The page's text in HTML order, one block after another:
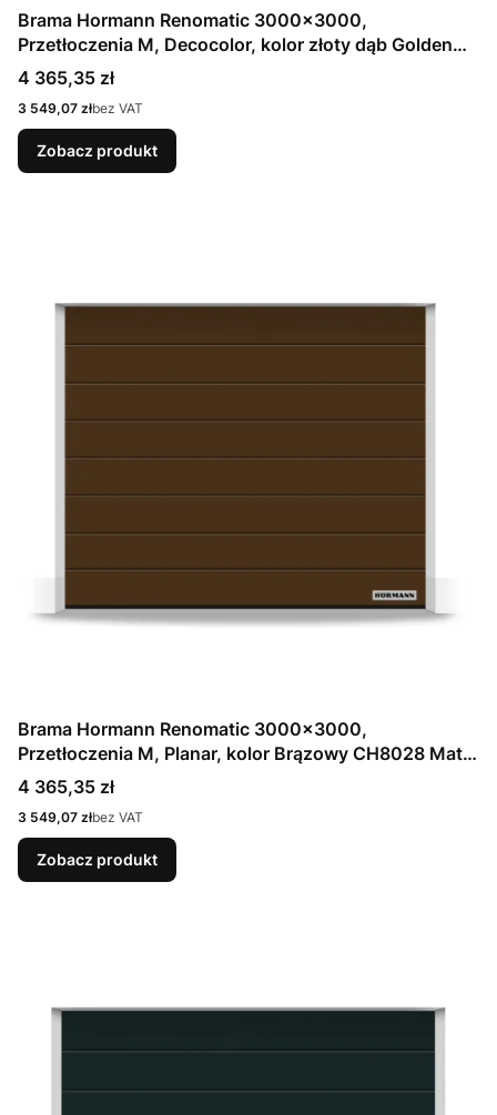
Brama Hormann Renomatic 3000x3000,
Przetłoczenia M, Decocolor, kolor złoty dąb Golden
Oak + Prowadzenie N
Cena
4 365,35 zł
Cena
3 549,07 złbez VAT
Zobacz produkt
Brama Hormann Renomatic 3000x3000,
Przetłoczenia M, Planar, kolor Brązowy CH8028 Matt
deluxe + Prowadzenie N
Cena
4 365,35 zł
Cena
3 549,07 złbez VAT
Zobacz produkt